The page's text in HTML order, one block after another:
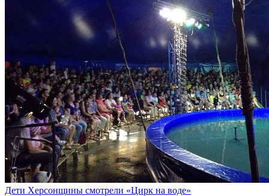
Дети Херсонщины смотрели «Цирк на воде»